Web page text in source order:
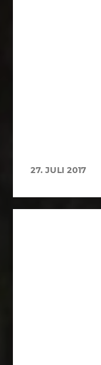
27. JULI 2017